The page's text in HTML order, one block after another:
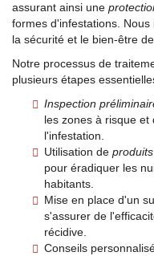
assurant ainsi une
formes d'infestations.
la sécurité et le bien-être
Notre processus de
plusieurs étapes
Inspection
les zones à risque
l'infestation.
Utilisation de
pour éradiquer les
habitants.
Mise en place d'un
s'assurer de
récidive.
Conseils